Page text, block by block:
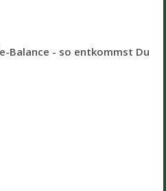
Balance - so entkommst Du